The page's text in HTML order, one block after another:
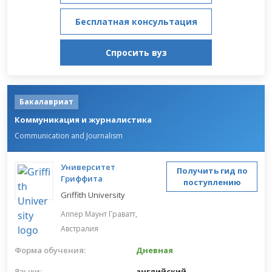
Бесплатная консультация
Спросить вуз
Бакалавриат
Коммуникация и журналистика
Communication and Journalism
Университет
Гриффита
Griffith University
Аппер Маунт Граватт,
Австралия
Получить гид по
поступлению
Форма обучения:
Дневная